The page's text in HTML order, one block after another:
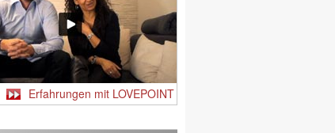
Erfahrungen mit LOVEPOINT